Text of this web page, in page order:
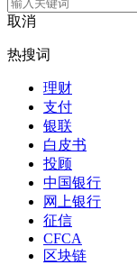
取消
热搜词
理财
支付
银联
白皮书
投顾
中国银行
网上银行
征信
CFCA
区块链